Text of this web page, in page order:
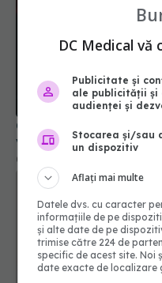
COVID, impact major
vizibile chiar și după
03 aug 2024, 14:12
DC Medical vă
Publicitate și
ale publicității și
audienței și
Stocarea și/sau
un dispozitiv
Aflați mai multe
Datele dvs. cu caracter
informațiile de pe
și alte date de pe
trimise către 224 de
specific de acest site. Noi
date exacte de